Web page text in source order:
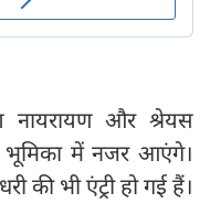
और श्रेयस
भूमिका में नजर आएंगे।
की भी एंट्री हो गई हैं।